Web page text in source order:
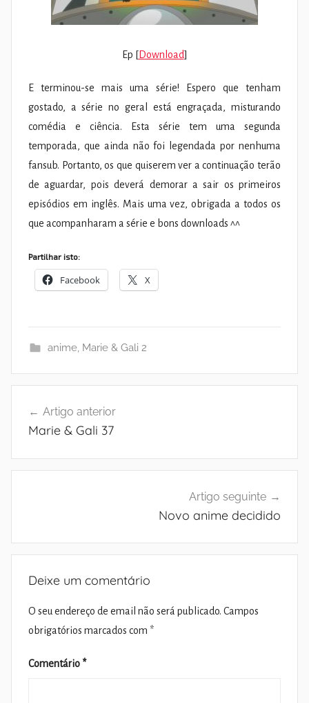
Ep [Download]
E terminou-se mais uma série! Espero que tenham
gostado, a série no geral está engraçada, misturando
comédia e ciência. Esta série tem uma segunda
temporada, que ainda não foi legendada por nenhuma
fansub. Portanto, os que quiserem ver a continuação terão
de aguardar, pois deverá demorar a sair os primeiros
episódios em inglês. Mais uma vez, obrigada a todos os
que acompanharam a série e bons downloads ^^
Partilhar isto:
Facebook X
anime, Marie & Gali 2
de
Artigo anterior
Marie & Gali 37
Artigo seguinte
Novo anime decidido
Deixe um comentário
O seu endereço de email não será publicado. Campos
obrigatórios marcados com *
Comentário *